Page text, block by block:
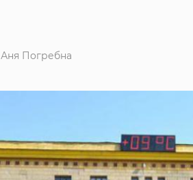
Аня Погребна